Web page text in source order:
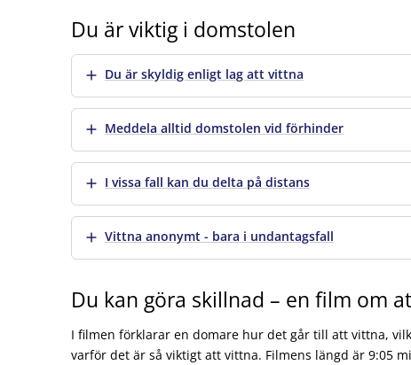
Du är viktig i domstolen
Visa merDu är skyldig enligt lag att vittna
Visa merMeddela alltid domstolen vid förhinder
Visa merI vissa fall kan du delta på distans
Visa merVittna anonymt - bara i undantagsfall
Du kan göra skillnad – en film om
I filmen förklarar en domare hur det går till att vittna,
varför det är så viktigt att vittna. Filmens längd är 9:05